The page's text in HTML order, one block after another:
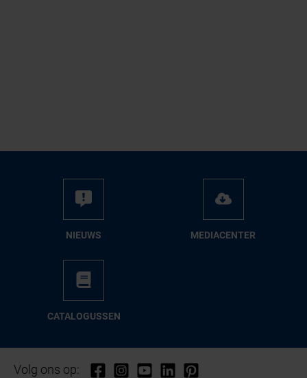
NIEUWS ME­DIA­CEN­TER
CA­TA­LO­GUS­SEN
Volg ons op: